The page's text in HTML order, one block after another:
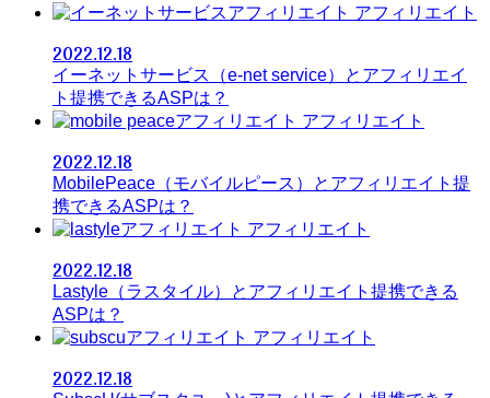
アフィリエイト
2022.12.18
イーネットサービス（e-net service）とアフィリエイ
ト提携できるASPは？
アフィリエイト
2022.12.18
MobilePeace（モバイルピース）とアフィリエイト提
携できるASPは？
アフィリエイト
2022.12.18
Lastyle（ラスタイル）とアフィリエイト提携できる
ASPは？
アフィリエイト
2022.12.18